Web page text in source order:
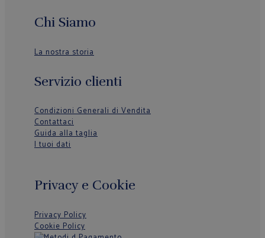
Chi Siamo
La nostra storia
Servizio clienti
Condizioni Generali di Vendita
Contattaci
Guida alla taglia
I tuoi dati
Privacy e Cookie
Privacy Policy
Cookie Policy